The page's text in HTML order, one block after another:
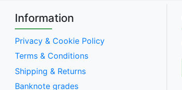
Information
Privacy & Cookie Policy
Terms & Conditions
Shipping & Returns
Banknote grades